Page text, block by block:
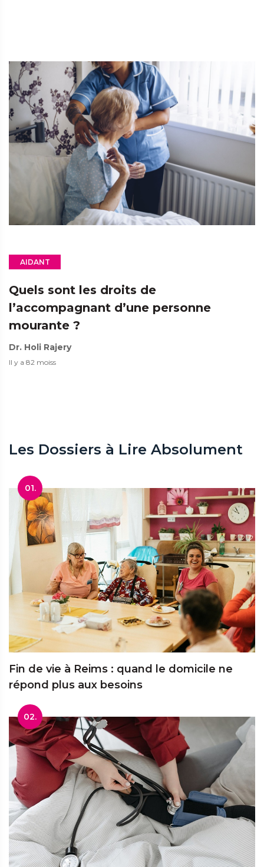
AIDANT
Quels sont les droits de
l’accompagnant d’une personne
mourante ?
Dr. Holi Rajery
Il y a 82 moiss
Les Dossiers à Lire Absolument
01.
Fin de vie à Reims : quand le domicile ne
répond plus aux besoins
02.